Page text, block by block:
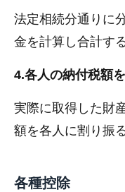
法定相続分通りに
金を計算し合計する
4.各人の納付税額
実際に取得した財
額を各人に割り振る
各種控除